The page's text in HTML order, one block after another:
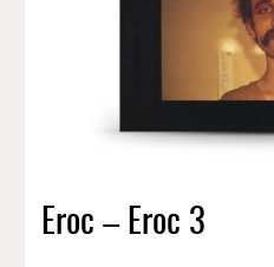
Eroc – Eroc 3